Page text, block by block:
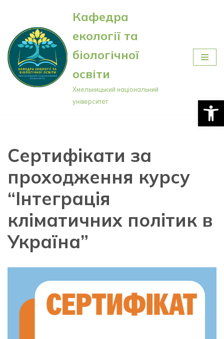
Перейти
до
вмісту
Кафедра
екології та
біологічної
освіти
Хмельницький національний
університет
Сертифікати за
проходження курсу
“Інтеграція
кліматичних політик в
Україна”